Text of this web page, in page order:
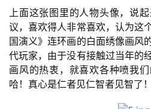
机
游
戏
休
闲
上面这张图里的人物头像，说
议，喜欢得人非常喜欢，认为这
国演义》连环画的白面绣像画风
代玩家，由于没有接触过当年的
画风的热衷，就喜欢各种喷我
哈！真心是仁者见仁智者见智了！